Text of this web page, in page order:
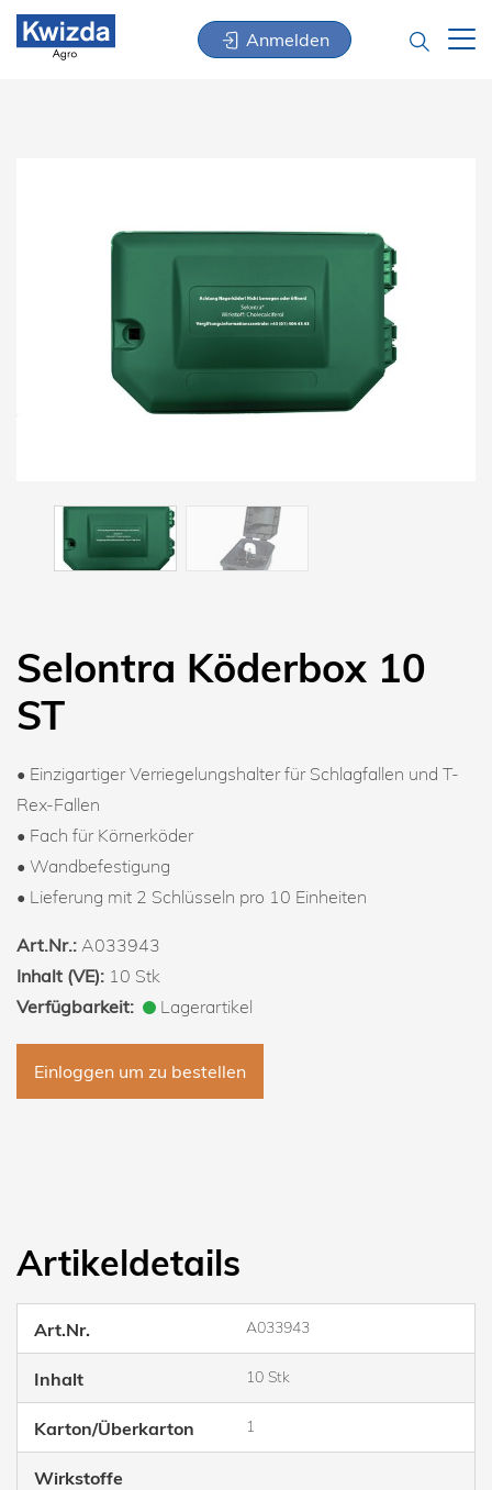
Anmelden
Selontra Köderbox 10
ST
• Einzigartiger Verriegelungshalter für Schlagfallen und T-
Rex-Fallen
• Fach für Körnerköder
• Wandbefestigung
• Lieferung mit 2 Schlüsseln pro 10 Einheiten
Art.Nr.: A033943
Inhalt (VE): 10 Stk
Verfügbarkeit:
Lagerartikel
Einloggen um zu bestellen
Artikeldetails
Art.Nr. A033943
Inhalt 10 Stk
Karton/Überkarton 1
Wirkstoffe